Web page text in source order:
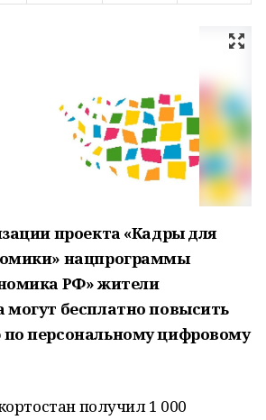
проекта «Кадры для
нацпрограммы
РФ» жители
могут бесплатно повысить
персональному цифровому
получил 1 000